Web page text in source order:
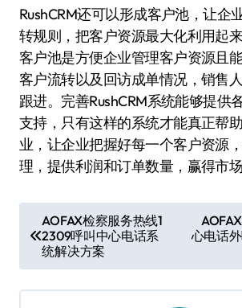
RushCRM还可以形成客户池，让企
转规则，把客户资源最大化利用起
客户池是方便企业管理客户资源且
客户流转以及回访成单情况，销售
跟进。完善RushCRM系统能够提供
支持，只有这样的系统才能真正帮
业，让企业把握好每一个客户资源
理，提供利润和订单数量，赢得市场
章
导
航
AOFAX检察服务热线1
2309呼叫中心电话系
统解决方案
心电话